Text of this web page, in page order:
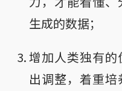
生成的数据；
增加人类独有
出调整，着重